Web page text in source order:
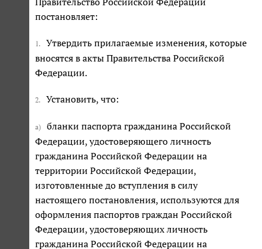
постановляет:
1.
Утвердить прилагаемые изменения, которые
вносятся в акты Правительства Российской
Федерации.
2. Установить, что:
а)
бланки паспорта гражданина Российской
Федерации, удостоверяющего личность
гражданина Российской Федерации на
территории Российской Федерации,
изготовленные до вступления в силу
настоящего постановления, используются для
оформления паспортов граждан Российской
Федерации, удостоверяющих личность
гражданина Российской Федерации на